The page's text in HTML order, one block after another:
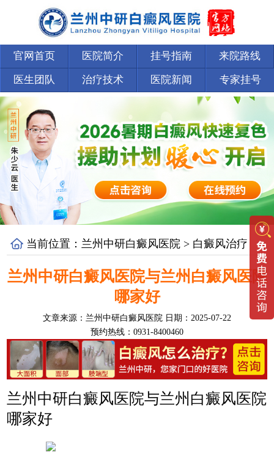
官网首页 医院简介 挂号指南 来院路线
医生团队 治疗技术 医院新闻 专家挂号
当前位置： 兰州中研白癜风医院 > 白癜风治疗
兰州中研白癜风医院与兰州白癜风医院
哪家好
文章来源： 兰州中研白癜风医院 日期：2025-07-22
预约热线：0931-8400460
兰州中研白癜风医院与兰州白癜风医院
哪家好